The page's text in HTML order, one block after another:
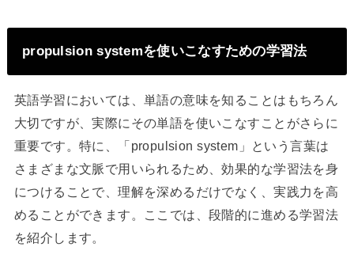
propulsion systemを使いこなすための学習法
英語学習においては、単語の意味を知ることはもちろん
大切ですが、実際にその単語を使いこなすことがさらに
重要です。特に、「propulsion system」という言葉は
さまざまな文脈で用いられるため、効果的な学習法を身
につけることで、理解を深めるだけでなく、実践力を高
めることができます。ここでは、段階的に進める学習法
を紹介します。